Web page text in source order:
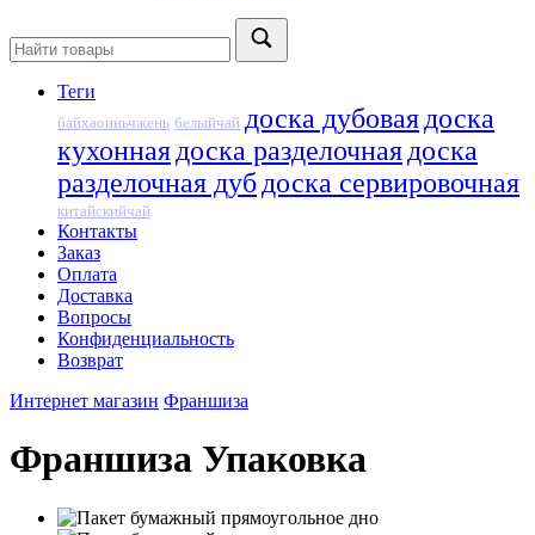
Теги
байхаоиньчжень белыйчай доска дубовая доска
кухонная доска разделочная доска
разделочная дуб доска сервировочная
китайскийчай
Контакты
Заказ
Оплата
Доставка
Вопросы
Конфиденциальность
Возврат
Интернет магазин Франшиза
Франшиза Упаковка